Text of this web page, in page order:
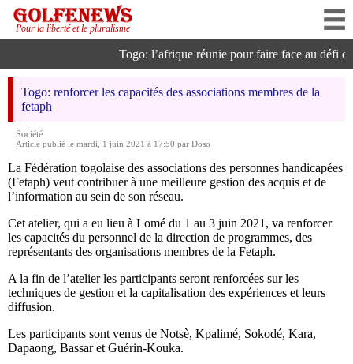
Pour la liberté et le pluralisme
Togo: l’afrique réunie pour faire face au défi
Togo: renforcer les capacités des associations membres de la
fetaph
Société
Article publié le mardi, 1 juin 2021 à 17:50 par Doso
La Fédération togolaise des associations des personnes handicapées
(Fetaph) veut contribuer à une meilleure gestion des acquis et de
l’information au sein de son réseau.
Cet atelier, qui a eu lieu à Lomé du 1 au 3 juin 2021, va renforcer
les capacités du personnel de la direction de programmes, des
représentants des organisations membres de la Fetaph.
A la fin de l’atelier les participants seront renforcées sur les
techniques de gestion et la capitalisation des expériences et leurs
diffusion.
Les participants sont venus de Notsè, Kpalimé, Sokodé, Kara,
Dapaong, Bassar et Guérin-Kouka.